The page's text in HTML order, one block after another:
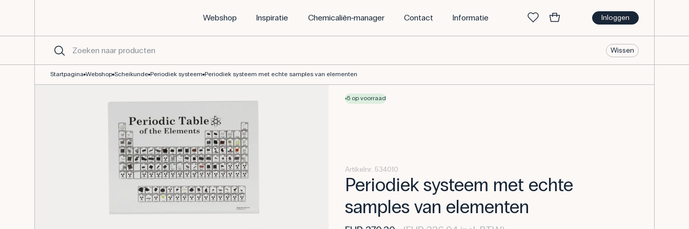
Inloggen
Webshop Inspiratie Chemicaliën-manager Contact Informatie
Wissen
Startpagina Webshop Scheikunde Periodiek systeem Periodiek systeem met echte samples van elementen
5 op voorraad
Artikelnr. 534010
Periodiek systeem met echte
samples van elementen